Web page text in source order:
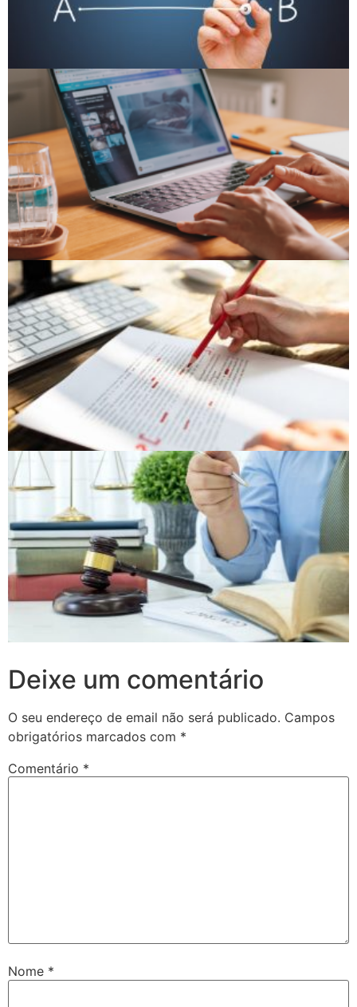
Deixe um comentário
O seu endereço de email não será publicado. Campos
obrigatórios marcados com *
Comentário *
Nome *